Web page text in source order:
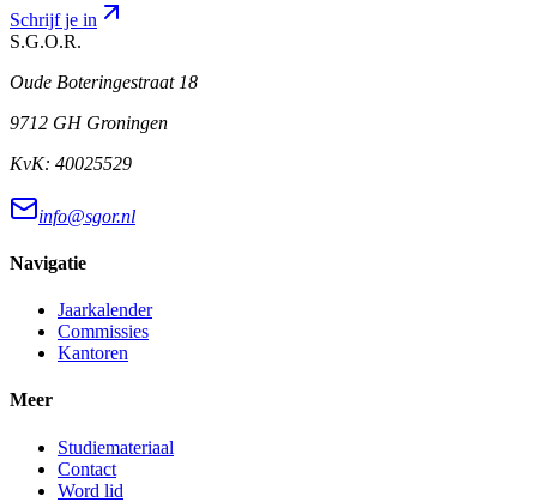
Schrijf je in
S.G.O.R.
Oude Boteringestraat 18
9712 GH Groningen
KvK: 40025529
info@sgor.nl
Navigatie
Jaarkalender
Commissies
Kantoren
Meer
Studiemateriaal
Contact
Word lid